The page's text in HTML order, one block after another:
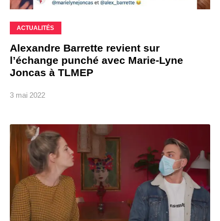
ACTUALITÉS
Alexandre Barrette revient sur
l’échange punché avec Marie-Lyne
Joncas à TLMEP
3 mai 2022